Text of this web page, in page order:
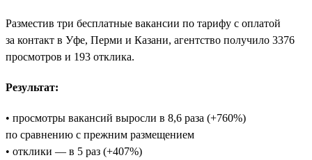
Разместив три бесплатные вакансии по тарифу с оплатой
за контакт в Уфе, Перми и Казани, агентство получило 3376
просмотров и 193 отклика.
Результат:
• просмотры вакансий выросли в 8,6 раза (+760%)
по сравнению с прежним размещением
• отклики — в 5 раз (+407%)